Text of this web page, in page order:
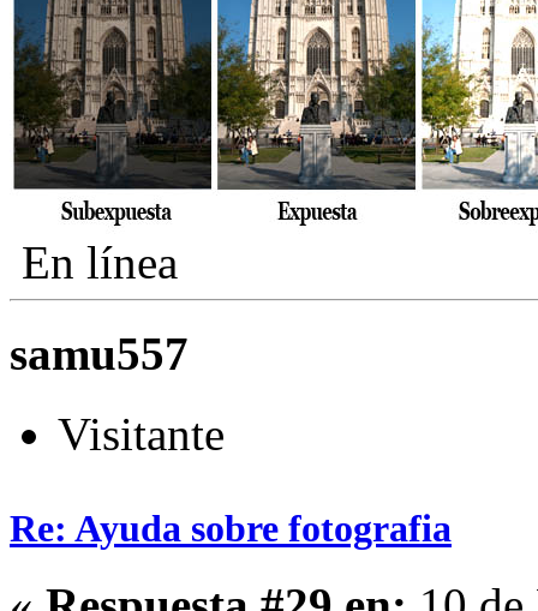
En línea
samu557
Visitante
Re: Ayuda sobre fotografia